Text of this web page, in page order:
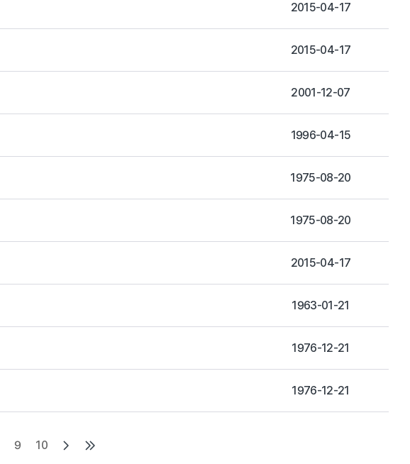
2015-04-17
2015-04-17
2001-12-07
1996-04-15
1975-08-20
1975-08-20
2015-04-17
1963-01-21
1976-12-21
1976-12-21
9 10